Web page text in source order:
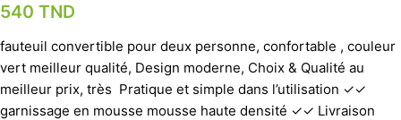
540 TND
fauteuil convertible pour deux personne, confortable , couleur
vert meilleur qualité, Design moderne, Choix & Qualité au
meilleur prix, très Pratique et simple dans l’utilisation ✓✓
garnissage en mousse mousse haute densité ✓✓ Livraison